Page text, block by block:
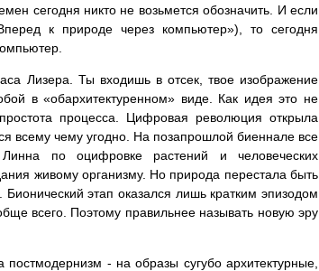
сегодня никто не возьмется обозначить. И если
к природе через компьютер»), то сегодня
Лизера. Ты входишь в отсек, твое изображение
в «обархитектуренном» виде. Как идея это не
процесса. Цифровая революция открыла
всему чему угодно. На позапрошлой биеннале все
по оцифровке растений и человеческих
живому организму. Но природа перестала быть
этап оказался лишь кратким эпизодом
всего. Поэтому правильнее называть новую эру
- на образы сугубо архитектурные,